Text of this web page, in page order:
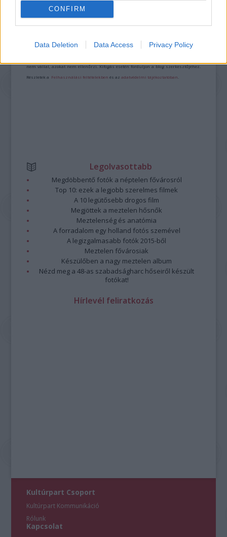
CONFIRM
Data Deletion Data Access Privacy Policy
A bejegyzés trackback címe:
https://kulturpart.hu/api/trackback/id/7918868
A hozzászólások avonatkozó jogszabályokértelmében felhasználói tartalomnak
nem vállal, azokat nem ellenőrzi. Kifogás esetén forduljon a blog szerkesztőjéhez.
Részletek a Felhasználási feltételekben és azadatvédelmi tájékoztatóban
Legolvasottabb
Megdöbbentő fotók a néptelen fővárosról
Top 10: ezek a legjobb szerelmes filmek
A 10 legütősebb drogos film
Megjöttek a meztelen hősnők
Meztelenség és anatómia
A forradalom egy holland fotós szemével
A legizgalmasabb fotók 2015-ből
Meztelen fővárosiak
Készülőben a nagy meztelen album
Nézd meg a 48-as szabadságharc hőseiről készült
fotókat!
Hírlevél feliratkozás
Kultúrpart Csoport
Kultúrpart Kommunikáció
Rólunk
Kapcsolat